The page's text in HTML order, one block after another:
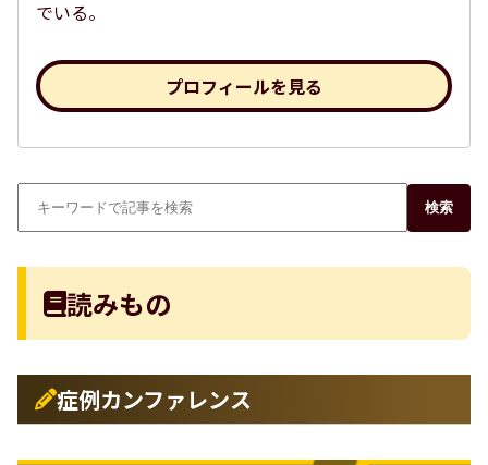
でいる。
プロフィールを見る
検索
読みもの
症例カンファレンス